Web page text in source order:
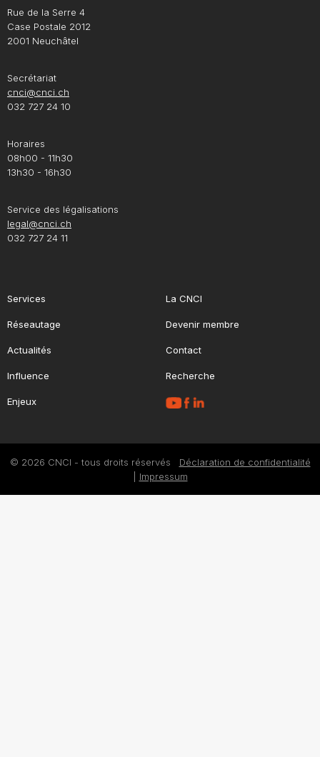
Rue de la Serre 4
Case Postale 2012
2001 Neuchâtel
Secrétariat
cnci@cnci.ch
032 727 24 10
Horaires
08h00 - 11h30
13h30 - 16h30
Service des légalisations
legal@cnci.ch
032 727 24 11
Services
Réseautage
Actualités
Influence
Enjeux
La CNCI
Devenir membre
Contact
Recherche
© 2026 CNCI - tous droits réservés Déclaration de confidentialité
Impressum